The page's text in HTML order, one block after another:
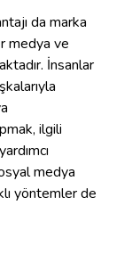
da marka
medya ve
İnsanlar
ilgili
medya
yöntemler de